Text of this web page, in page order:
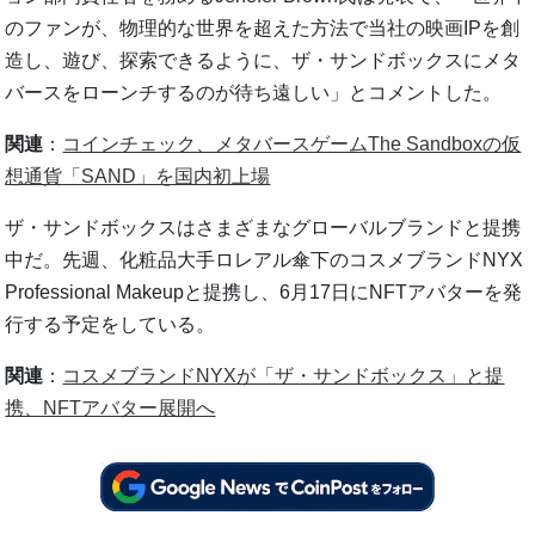
のファンが、物理的な世界を超えた方法で当社の映画IPを創
造し、遊び、探索できるように、ザ・サンドボックスにメタ
バースをローンチするのが待ち遠しい」とコメントした。
関連 ： コインチェック、メタバースゲームThe Sandboxの仮
想通貨「SAND」を国内初上場
ザ・サンドボックスはさまざまなグローバルブランドと提携
中だ。先週、化粧品大手ロレアル傘下のコスメブランドNYX
Professional Makeupと提携し、6月17日にNFTアバターを発
行する予定をしている。
関連 ： コスメブランドNYXが「ザ・サンドボックス」と提
携、NFTアバター展開へ